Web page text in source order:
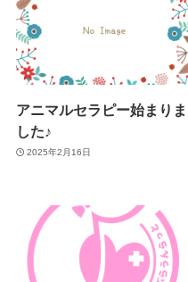
アニマルセラピー始まりま
した♪
2025年2月16日